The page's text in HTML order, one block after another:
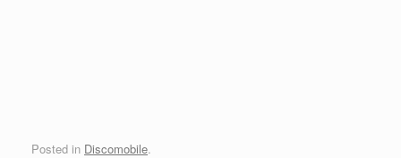
Posted in Discomobile.